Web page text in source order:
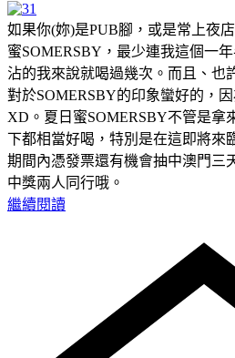
如果你(妳)是PUB腳，或是常上夜
蜜SOMERSBY，最少連我這個一
沾的我來說就喝過幾次。而且、也
對於SOMERSBY的印象蠻好的，
XD。夏日蜜SOMERSBY不管是拿
下都相當好喝，特別是在這即將來
期間內憑發票還有機會抽中澳門三
中獎兩人同行哦。
繼續閱讀